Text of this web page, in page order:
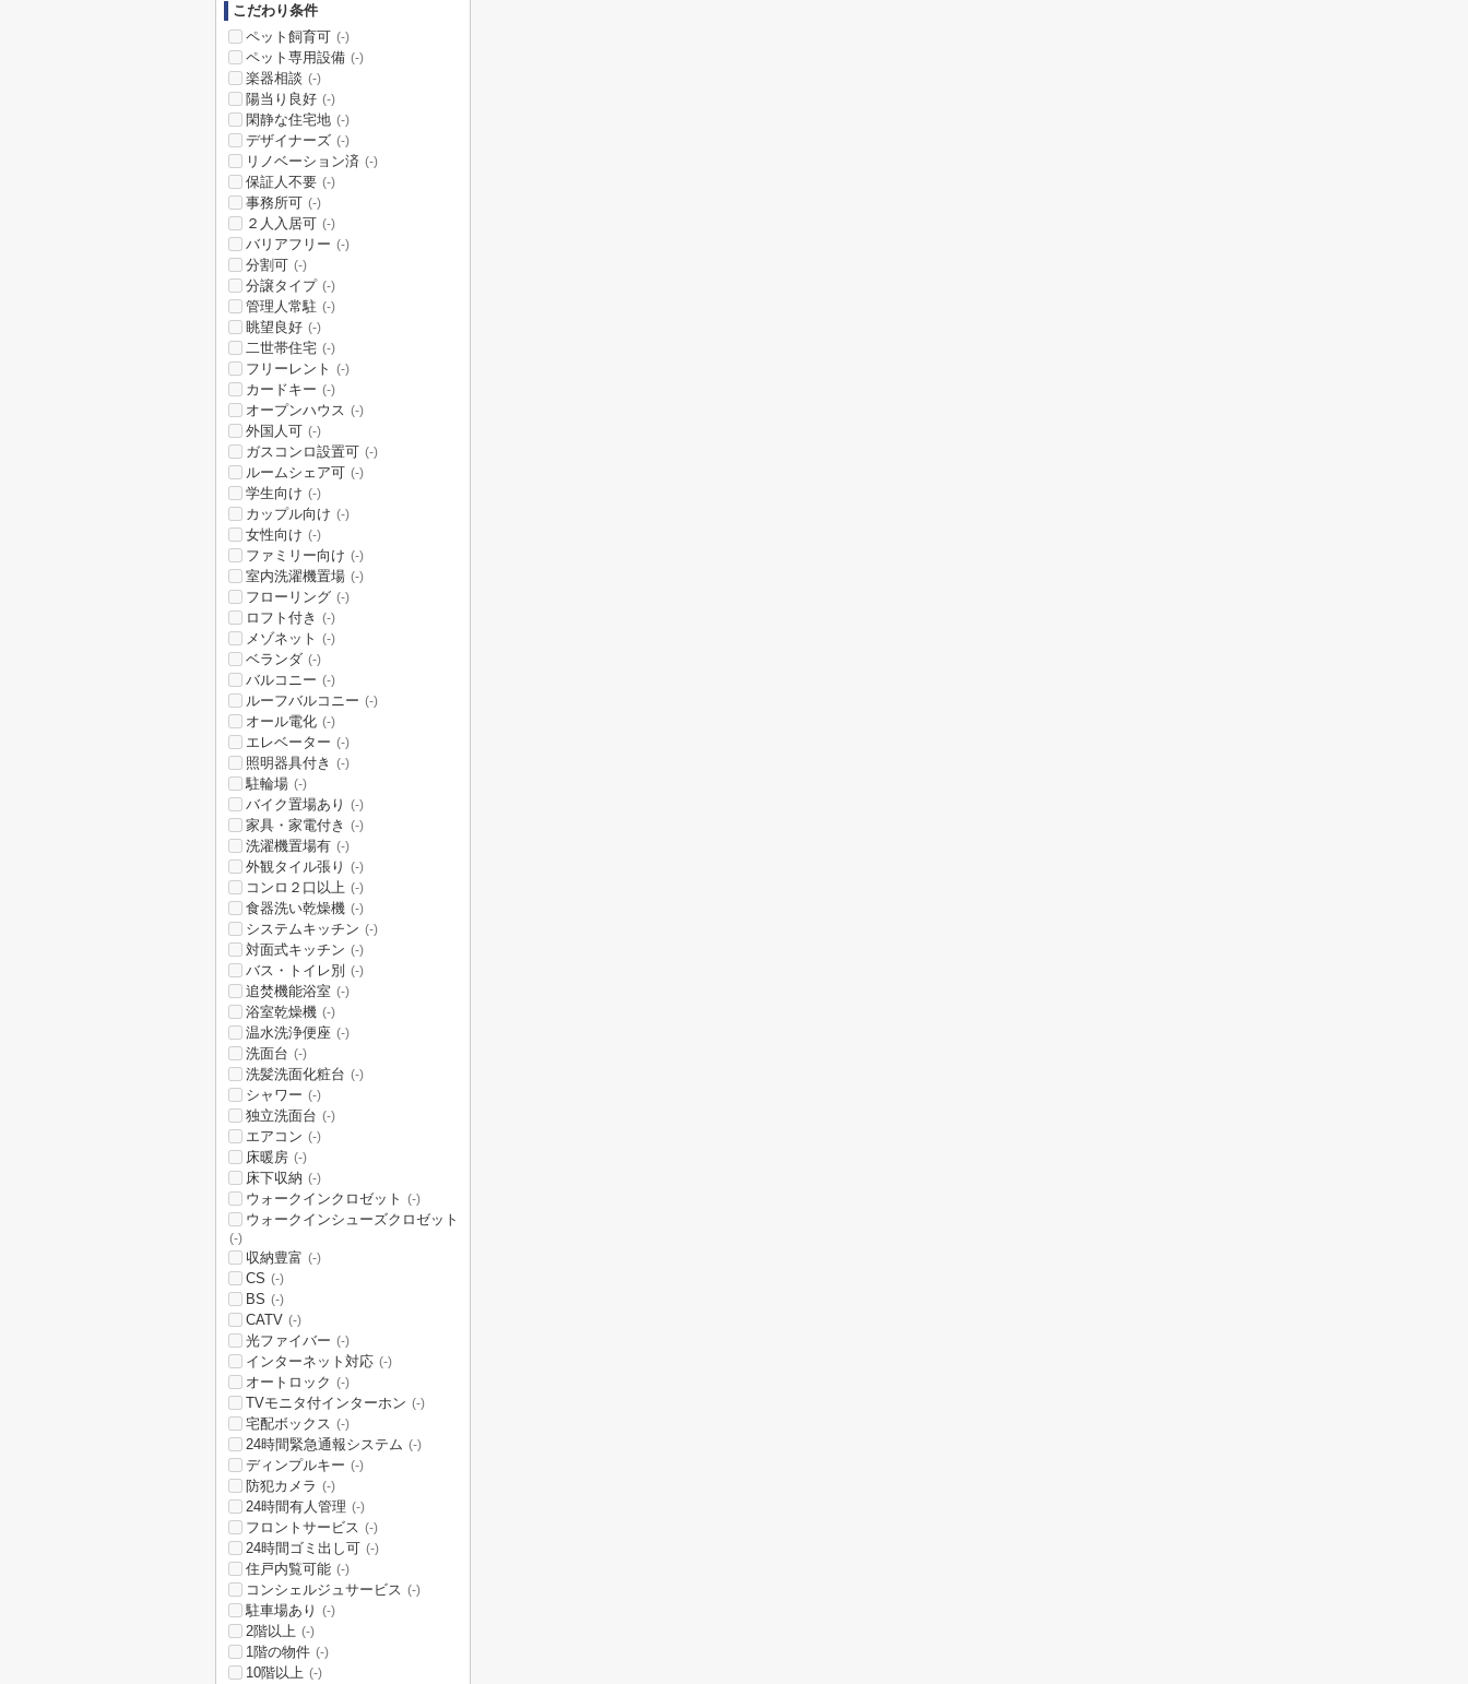
こだわり条件
ペット飼育可 (-)
ペット専用設備 (-)
楽器相談 (-)
陽当り良好 (-)
閑静な住宅地 (-)
デザイナーズ (-)
リノベーション済 (-)
保証人不要 (-)
事務所可 (-)
２人入居可 (-)
バリアフリー (-)
分割可 (-)
分譲タイプ (-)
管理人常駐 (-)
眺望良好 (-)
二世帯住宅 (-)
フリーレント (-)
カードキー (-)
オープンハウス (-)
外国人可 (-)
ガスコンロ設置可 (-)
ルームシェア可 (-)
学生向け (-)
カップル向け (-)
女性向け (-)
ファミリー向け (-)
室内洗濯機置場 (-)
フローリング (-)
ロフト付き (-)
メゾネット (-)
ベランダ (-)
バルコニー (-)
ルーフバルコニー (-)
オール電化 (-)
エレベーター (-)
照明器具付き (-)
駐輪場 (-)
バイク置場あり (-)
家具・家電付き (-)
洗濯機置場有 (-)
外観タイル張り (-)
コンロ２口以上 (-)
食器洗い乾燥機 (-)
システムキッチン (-)
対面式キッチン (-)
バス・トイレ別 (-)
追焚機能浴室 (-)
浴室乾燥機 (-)
温水洗浄便座 (-)
洗面台 (-)
洗髪洗面化粧台 (-)
シャワー (-)
独立洗面台 (-)
エアコン (-)
床暖房 (-)
床下収納 (-)
ウォークインクロゼット (-)
ウォークインシューズクロゼット
(-)
収納豊富 (-)
CS (-)
BS (-)
CATV (-)
光ファイバー (-)
インターネット対応 (-)
オートロック (-)
TVモニタ付インターホン (-)
宅配ボックス (-)
24時間緊急通報システム (-)
ディンプルキー (-)
防犯カメラ (-)
24時間有人管理 (-)
フロントサービス (-)
24時間ゴミ出し可 (-)
住戸内覧可能 (-)
コンシェルジュサービス (-)
駐車場あり (-)
2階以上 (-)
1階の物件 (-)
10階以上 (-)